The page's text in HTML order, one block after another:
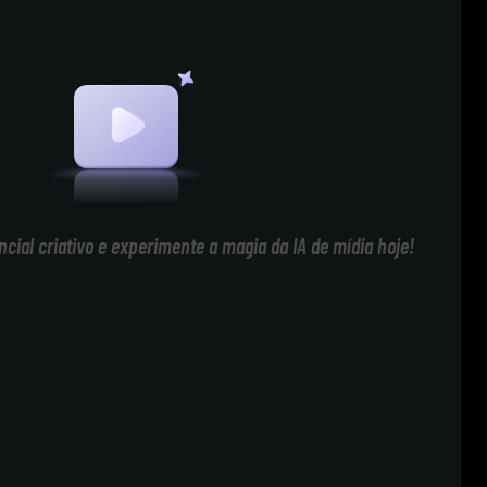
criativo e experimente a magia da IA de mídia hoje!